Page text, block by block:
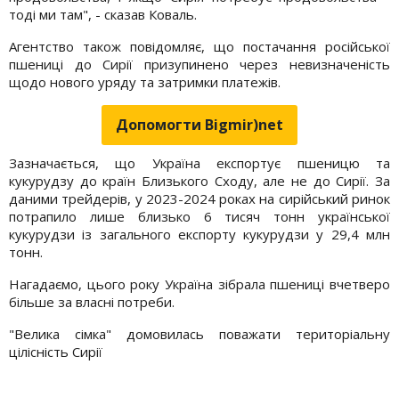
тоді ми там", - сказав Коваль.
Агентство також повідомляє, що постачання російської
пшениці до Сирії призупинено через невизначеність
щодо нового уряду та затримки платежів.
Допомогти Bigmir)net
Зазначається, що Україна експортує пшеницю та
кукурудзу до країн Близького Сходу, але не до Сирії. За
даними трейдерів, у 2023-2024 роках на сирійський ринок
потрапило лише близько 6 тисяч тонн української
кукурудзи із загального експорту кукурудзи у 29,4 млн
тонн.
Нагадаємо, цього року Україна зібрала пшениці вчетверо
більше за власні потреби.
"Велика сімка" домовилась поважати територіальну
цілісність Сирії